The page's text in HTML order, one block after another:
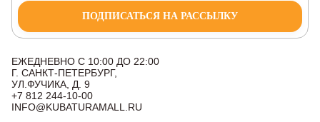
ПОДПИСАТЬСЯ НА РАССЫЛКУ
ЕЖЕДНЕВНО С 10:00 ДО 22:00
Г. САНКТ-ПЕТЕРБУРГ,
УЛ.ФУЧИКА, Д. 9
+7 812 244-10-00
INFO@KUBATURAMALL.RU